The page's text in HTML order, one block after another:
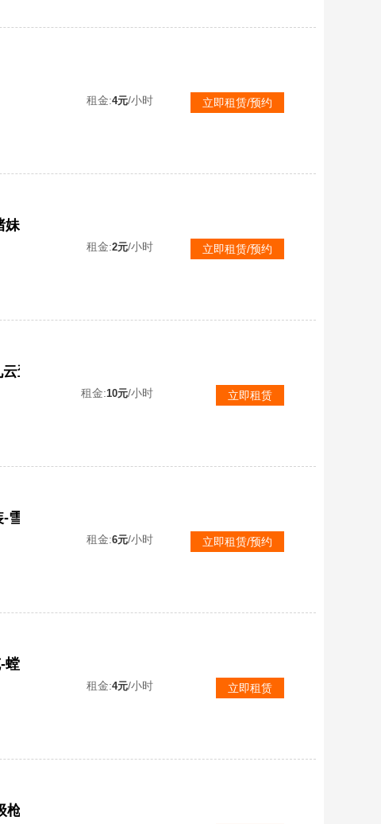
租金:4元/小时 立即租赁/预约
租金:2元/小时 立即租赁/预约
租金:10元/小时 立即租赁
租金:6元/小时 立即租赁/预约
租金:4元/小时 立即租赁